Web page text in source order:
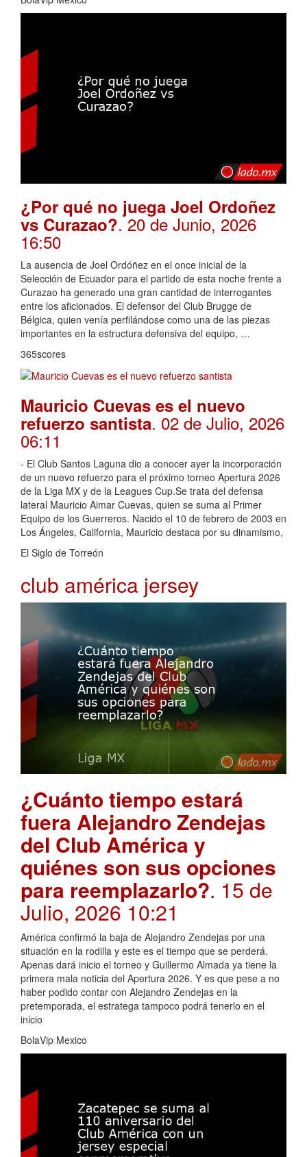
¿Por qué no juega Joel Ordoñez
vs Curazao?. 20 de Junio, 2026
16:50
La ausencia de Joel Ordóñez en el once inicial de la
Selección de Ecuador para el partido de esta noche frente a
Curazao ha generado una gran cantidad de interrogantes
entre los aficionados. El defensor del Club Brugge de
Bélgica, quien venía perfilándose como una de las piezas
importantes en la estructura defensiva del equipo, …
365scores
Mauricio Cuevas es el nuevo
refuerzo santista. 02 de Julio, 2026
06:11
- El Club Santos Laguna dio a conocer ayer la incorporación
de un nuevo refuerzo para el próximo torneo Apertura 2026
de la Liga MX y de la Leagues Cup.Se trata del defensa
lateral Mauricio Aimar Cuevas, quien se suma al Primer
Equipo de los Guerreros. Nacido el 10 de febrero de 2003 en
Los Ángeles, California, Mauricio destaca por su dinamismo,
El Siglo de Torreón
club américa jersey
¿Cuánto tiempo estará
fuera Alejandro Zendejas
del Club América y
quiénes son sus opciones
para reemplazarlo?. 15 de
Julio, 2026 10:21
América confirmó la baja de Alejandro Zendejas por una
situación en la rodilla y este es el tiempo que se perderá.
Apenas dará inicio el torneo y Guillermo Almada ya tiene la
primera mala noticia del Apertura 2026. Y es que pese a no
haber podido contar con Alejandro Zendejas en la
pretemporada, el estratega tampoco podrá tenerlo en el
inicio
BolaVip Mexico